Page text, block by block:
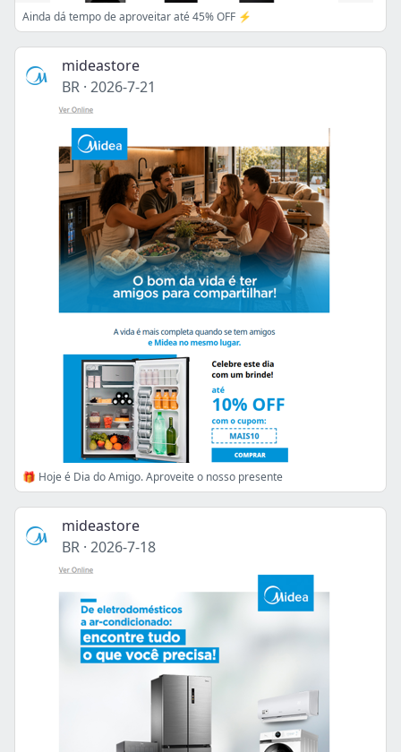
Ainda dá tempo de aproveitar até 45% OFF ⚡
mideastore
BR · 2026-7-21
🎁 Hoje é Dia do Amigo. Aproveite o nosso presente
mideastore
BR · 2026-7-18